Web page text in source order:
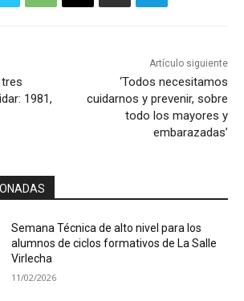
1981,
Artículo siguiente
‘Todos necesitamos
cuidarnos y prevenir, sobre
todo los mayores y
embarazadas’
Semana Técnica de alto nivel para los
alumnos de ciclos formativos de La Salle
Virlecha
11/02/2026